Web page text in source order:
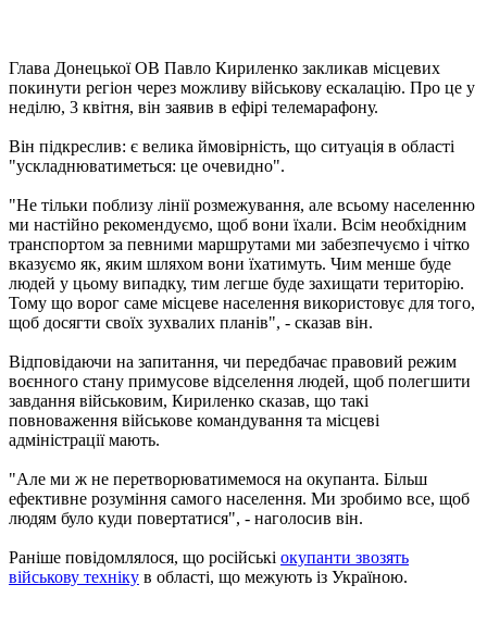
Глава Донецької ОВ Павло Кириленко закликав місцевих
покинути регіон через можливу військову ескалацію. Про це у
неділю, 3 квітня, він заявив в ефірі телемарафону.
Він підкреслив: є велика ймовірність, що ситуація в області
"ускладнюватиметься: це очевидно".
"Не тільки поблизу лінії розмежування, але всьому населенню
ми настійно рекомендуємо, щоб вони їхали. Всім необхідним
транспортом за певними маршрутами ми забезпечуємо і чітко
вказуємо як, яким шляхом вони їхатимуть. Чим менше буде
людей у цьому випадку, тим легше буде захищати територію.
Тому що ворог саме місцеве населення використовує для того,
щоб досягти своїх зухвалих планів", - сказав він.
Відповідаючи на запитання, чи передбачає правовий режим
воєнного стану примусове відселення людей, щоб полегшити
завдання військовим, Кириленко сказав, що такі
повноваження військове командування та місцеві
адміністрації мають.
"Але ми ж не перетворюватимемося на окупанта. Більш
ефективне розуміння самого населення. Ми зробимо все, щоб
людям було куди повертатися", - наголосив він.
Раніше повідомлялося, що російські окупанти звозять
військову техніку в області, що межують із Україною.